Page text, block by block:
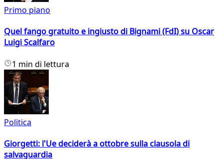
Primo piano
Quel fango gratuito e ingiusto di Bignami (FdI) su Oscar
Luigi Scalfaro
1 min di lettura
Politica
Giorgetti: l'Ue deciderà a ottobre sulla clausola di
salvaguardia